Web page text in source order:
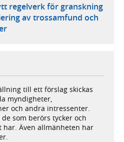
regelverk för granskning
av trossamfund och
till ett förslag skickas
myndigheter,
och andra intressenter.
som berörs tycker och
har. Även allmänheten har